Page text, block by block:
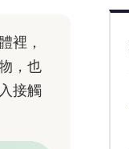
裡，
，也
接觸